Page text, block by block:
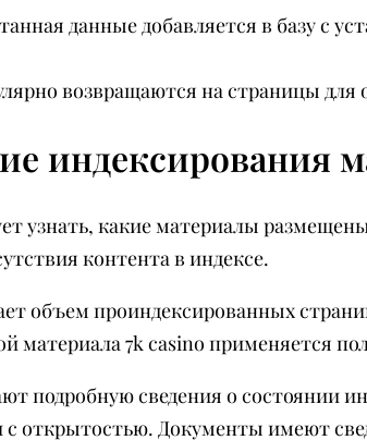
данные добавляется в базу с
возвращаются на страницы
индексирования
узнать, какие материалы
контента в индексе.
объем проиндексированных
материала 7k casino применяется
подробную сведения о состоянии
открытостью. Документы имеют